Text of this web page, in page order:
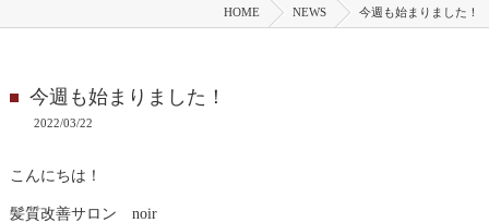
HOME NEWS 今週も始まりました！
今週も始まりました！
2022/03/22
こんにちは！
髪質改善サロン noir